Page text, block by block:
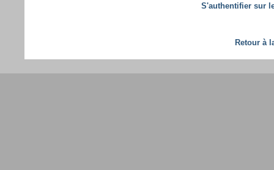
S'authentifier sur
Retour à